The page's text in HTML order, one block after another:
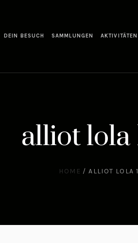
DEIN BESUCH SAMMLUNGEN AKTIVITÄTEN
alliot lola
HOME / ALLIOT LOLA